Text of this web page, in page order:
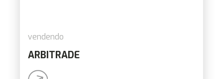
vendendo
ARBITRADE